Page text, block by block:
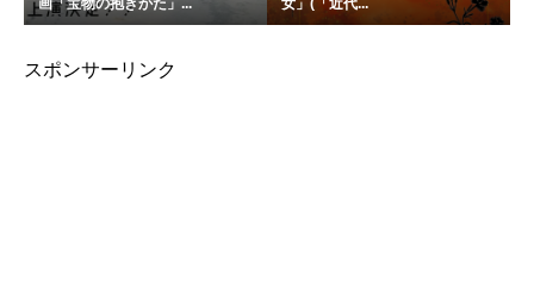
スポンサーリンク